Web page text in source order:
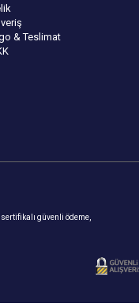
& Teslimat
güvenli ödeme,